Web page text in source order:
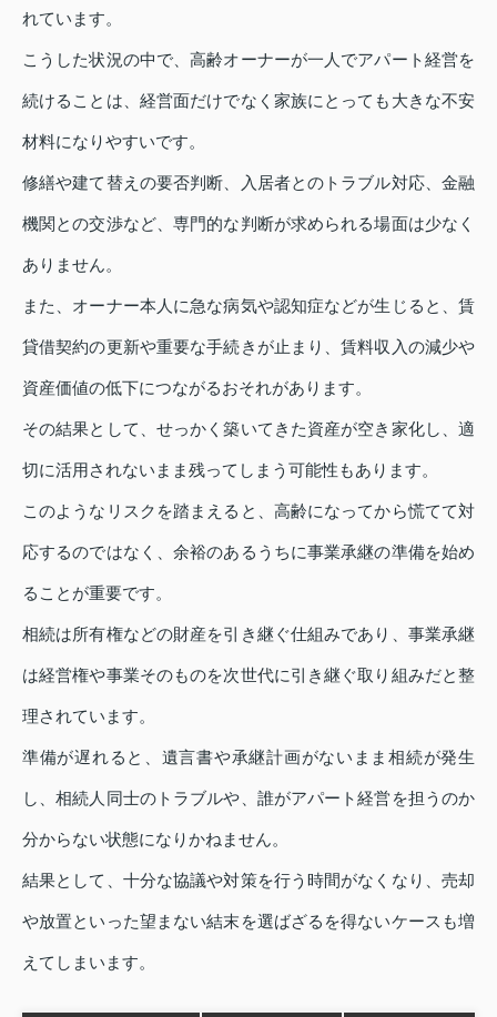
れています。
こうした状況の中で、高齢オーナーが一人でアパート経営を
続けることは、経営面だけでなく家族にとっても大きな不安
材料になりやすいです。
修繕や建て替えの要否判断、入居者とのトラブル対応、金融
機関との交渉など、専門的な判断が求められる場面は少なく
ありません。
また、オーナー本人に急な病気や認知症などが生じると、賃
貸借契約の更新や重要な手続きが止まり、賃料収入の減少や
資産価値の低下につながるおそれがあります。
その結果として、せっかく築いてきた資産が空き家化し、適
切に活用されないまま残ってしまう可能性もあります。
このようなリスクを踏まえると、高齢になってから慌てて対
応するのではなく、余裕のあるうちに事業承継の準備を始め
ることが重要です。
相続は所有権などの財産を引き継ぐ仕組みであり、事業承継
は経営権や事業そのものを次世代に引き継ぐ取り組みだと整
理されています。
準備が遅れると、遺言書や承継計画がないまま相続が発生
し、相続人同士のトラブルや、誰がアパート経営を担うのか
分からない状態になりかねません。
結果として、十分な協議や対策を行う時間がなくなり、売却
や放置といった望まない結末を選ばざるを得ないケースも増
えてしまいます。